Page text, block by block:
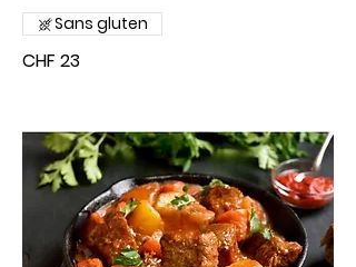
CHF 23
Sans gluten